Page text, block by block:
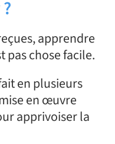
apprendre
pas chose facile.
en plusieurs
en œuvre
apprivoiser la